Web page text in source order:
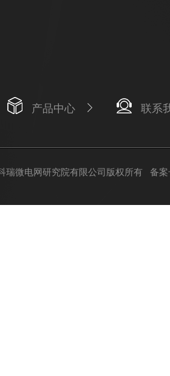
产品中心 联系
瑞微电网研究院有限公司版权所有 备案